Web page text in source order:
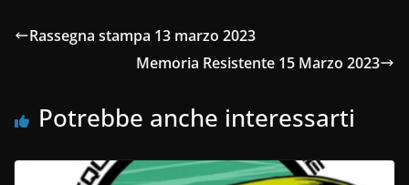
Rassegna stampa 13 marzo 2023
Memoria Resistente 15 Marzo 2023
Potrebbe anche interessarti